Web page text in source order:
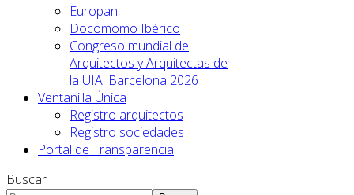
Europan
Docomomo Ibérico
Congreso mundial de
Arquitectos y Arquitectas de
la UIA. Barcelona 2026
Ventanilla Única
Registro arquitectos
Registro sociedades
Portal de Transparencia
Buscar